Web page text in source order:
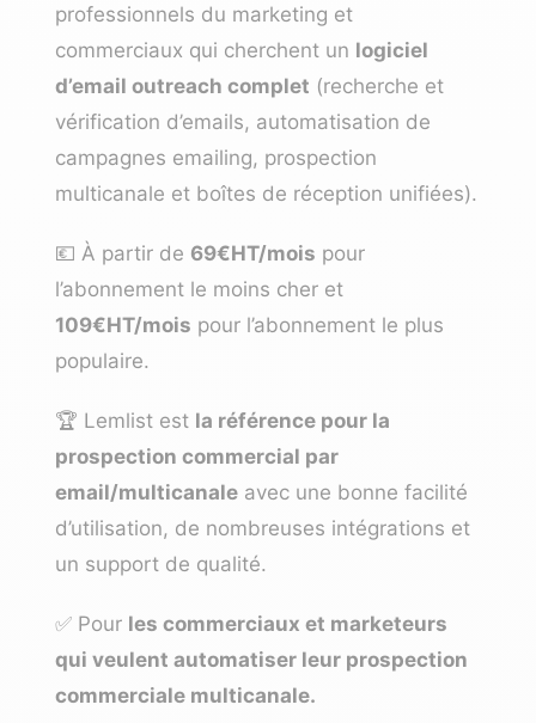
professionnels du marketing et
commerciaux qui cherchent un logiciel
d’email outreach complet (recherche et
vérification d’emails, automatisation de
campagnes emailing, prospection
multicanale et boîtes de réception unifiées).
💶 À partir de 69€HT/mois pour
l’abonnement le moins cher et
109€HT/mois pour l’abonnement le plus
populaire.
🏆 Lemlist est la référence pour la
prospection commercial par
email/multicanale avec une bonne facilité
d’utilisation, de nombreuses intégrations et
un support de qualité.
✅ Pour les commerciaux et marketeurs
qui veulent automatiser leur prospection
commerciale multicanale.